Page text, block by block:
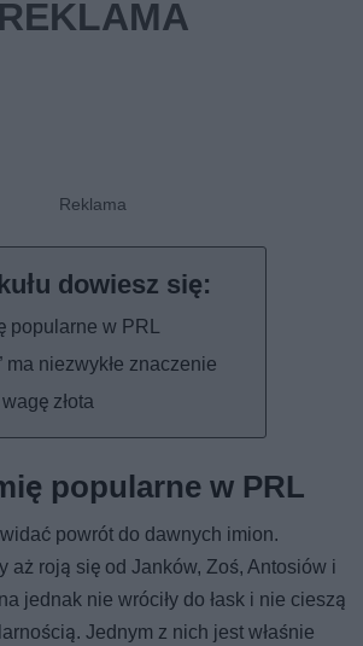
popularne w PRL
ma niezwykłe znaczenie
złota
popularne w PRL
powrót do dawnych imion.
aż roją się od Janków, Zoś, Antosiów i
jednak nie wróciły do łask i nie cieszą
Jednym z nich jest właśnie